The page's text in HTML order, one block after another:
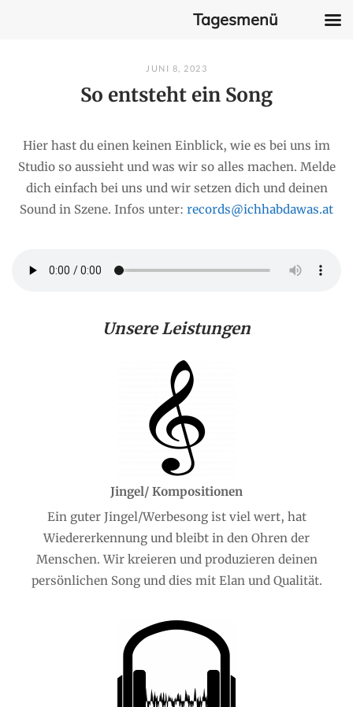
JUNI 8, 2023
So entsteht ein Song
Hier hast du einen keinen Einblick, wie es bei uns im
Studio so aussieht und was wir so alles machen. Melde
dich einfach bei uns und wir setzen dich und deinen
Sound in Szene. Infos unter: records@ichhabdawas.at
Unsere Leistungen
Jingel/ Kompositionen
Ein guter Jingel/Werbesong ist viel wert, hat
Wiedererkennung und bleibt in den Ohren der
Menschen. Wir kreieren und produzieren deinen
persönlichen Song und dies mit Elan und Qualität.
Tagesmenü